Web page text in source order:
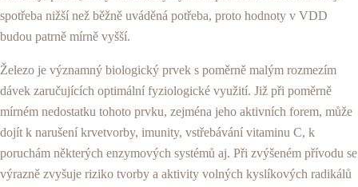
spotřeba nižší než běžně uvá­děná potřeba, proto hodnoty v VDD
budou patrně mírně vyšší.
Železo je významný biologický prvek s poměrně malým rozmezím
dávek zaručujících optimální fyzio­logické využití. Již při poměrně
mírném nedostatku tohoto prvku, zejména jeho aktivních forem, může
dojít k narušení krvetvorby, imunity, vstřebávání vitaminu C, k
poruchám některých enzymových systémů aj. Při zvýšeném přívodu se
výrazně zvyšuje riziko tvorby a aktivity volných kyslíkových radikálů